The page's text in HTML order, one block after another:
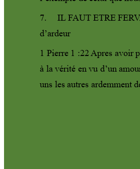
7. IL FAUT ETRE FERV
d’ardeur
1 Pierre 1 :22 Apres avoir
à la vérité en vu d’un
uns les autres ardemment